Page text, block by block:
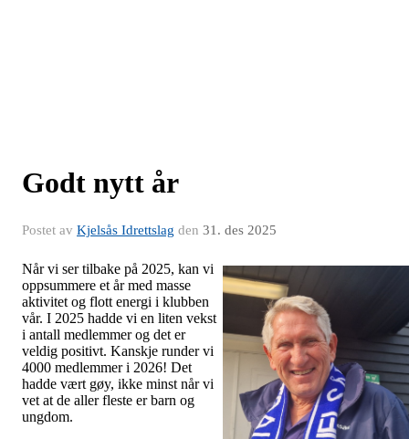
Godt nytt år
Postet av Kjelsås Idrettslag den 31. des 2025
Når vi ser tilbake på 2025, kan vi
oppsummere et år med masse
aktivitet og flott energi i klubben
vår. I 2025 hadde vi en liten vekst
i antall medlemmer og det er
veldig positivt. Kanskje runder vi
4000 medlemmer i 2026! Det
hadde vært gøy, ikke minst når vi
vet at de aller fleste er barn og
ungdom.